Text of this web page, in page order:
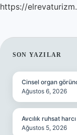
https://
SON YAZILAR
Cinsel organ
Ağustos 6, 2026
Avcılık ruhsat
Ağustos 5, 2026